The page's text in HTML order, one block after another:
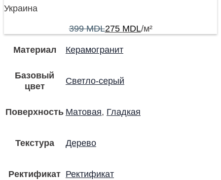
Украина
399MDL275 MDL/м²
Материал Керамогранит
Базовый
цвет
Светло-серый
Поверхность Матовая, Гладкая
Текстура Дерево
Ректификат Ректификат